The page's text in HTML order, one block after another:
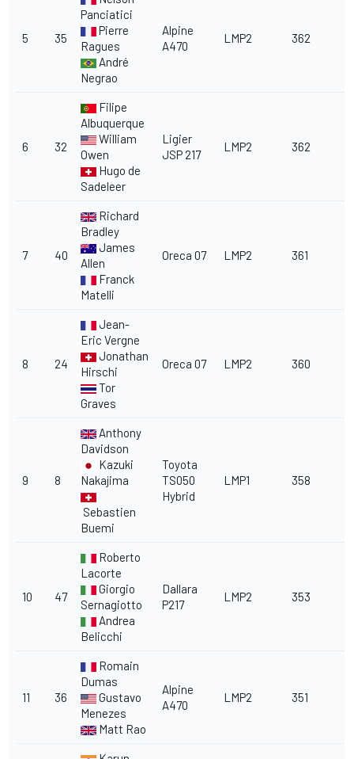
5 35
Panciatici
Pierre
Ragues
André
Negrao
Alpine
A470
LMP2 362
6 32
Filipe
Albuquerque
William
Owen
Hugo de
Sadeleer
Ligier
JSP 217
LMP2 362
7 40
Richard
Bradley
James
Allen
Franck
Matelli
Oreca 07 LMP2 361
8 24
Jean-
Eric Vergne
Jonathan
Hirschi
Tor
Graves
Oreca 07 LMP2 360
9 8
Anthony
Davidson
Kazuki
Nakajima
Sebastien
Buemi
Toyota
TS050
Hybrid
LMP1 358
10 47
Roberto
Lacorte
Giorgio
Sernagiotto
Andrea
Belicchi
Dallara
P217
LMP2 353
11 36
Romain
Dumas
Gustavo
Menezes
Matt Rao
Alpine
A470
LMP2 351